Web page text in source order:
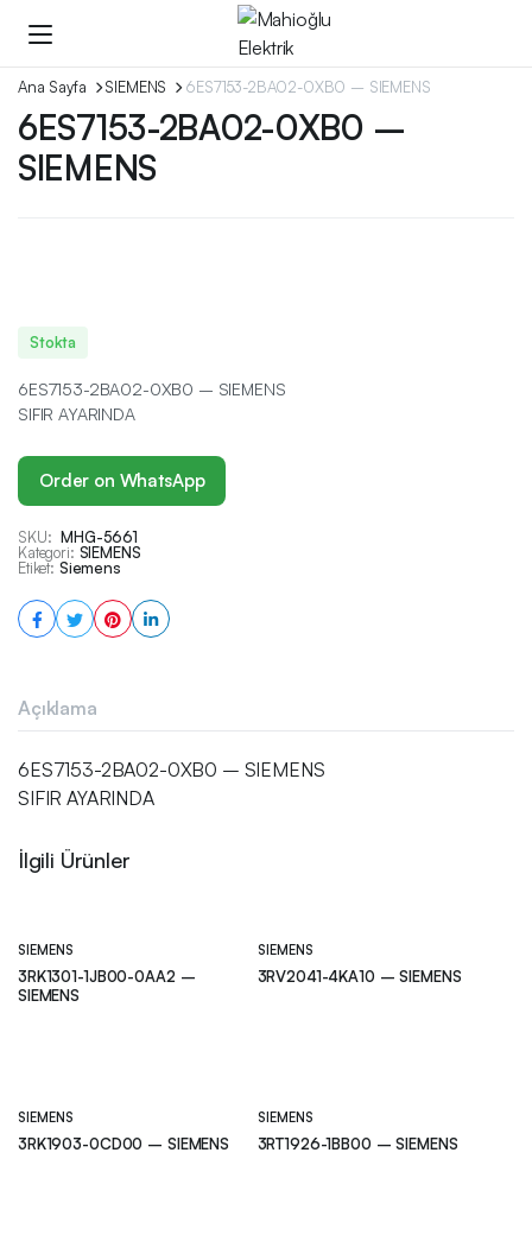
Ana Sayfa SIEMENS 6ES7153-2BA02-0XB0 – SIEMENS
6ES7153-2BA02-0XB0 –
SIEMENS
Stokta
6ES7153-2BA02-0XB0 – SIEMENS
SIFIR AYARINDA
Order on WhatsApp
SKU: MHG-5661
Kategori: SIEMENS
Etiket: Siemens
Açıklama
6ES7153-2BA02-0XB0 – SIEMENS
SIFIR AYARINDA
İlgili Ürünler
SIEMENS
3RK1301-1JB00-0AA2 –
SIEMENS
SIEMENS
3RV2041-4KA10 – SIEMENS
SIEMENS
3RK1903-0CD00 – SIEMENS
SIEMENS
3RT1926-1BB00 – SIEMENS